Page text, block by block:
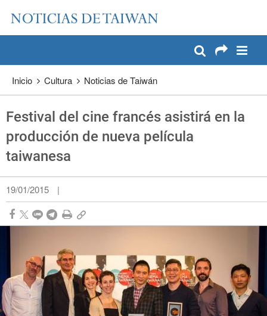
Pase a contenido principal
Inicio Cultura Noticias de Taiwán
Festival del cine francés asistirá en la
producción de nueva película
taiwanesa
19/01/2015 |